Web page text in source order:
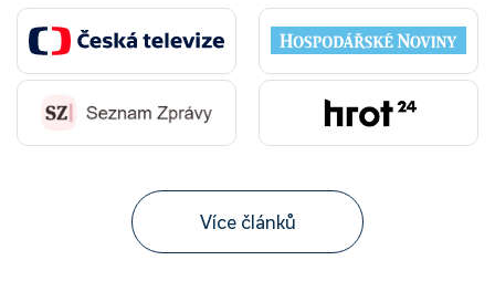
Více článků